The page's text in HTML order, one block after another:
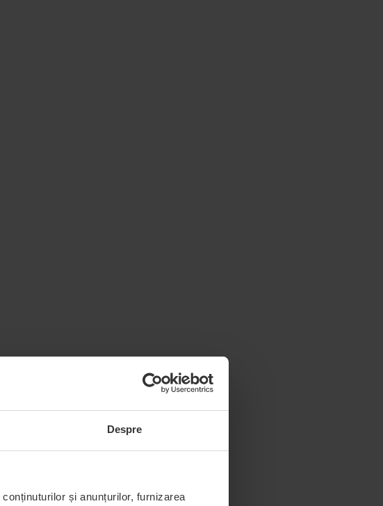
Despre
și anunțurilor, furnizarea